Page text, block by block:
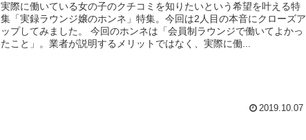
実際に働いている女の子のクチコミを知りたいという希望を叶える特
集「実録ラウンジ嬢のホンネ」特集。今回は2人目の本音にクローズア
ップしてみました。 今回のホンネは「会員制ラウンジで働いてよかっ
たこと」。業者が説明するメリットではなく、実際に働...
2019.10.07